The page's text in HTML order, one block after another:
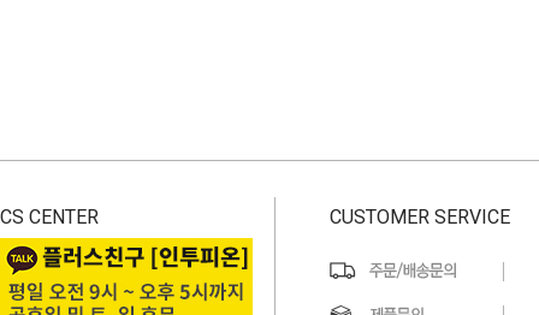
CS CENTER CUSTOMER SERVICE